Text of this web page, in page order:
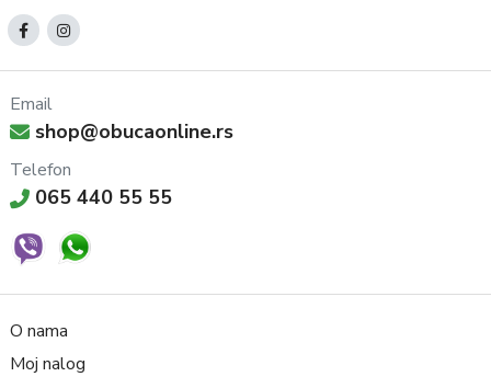
Email
shop@obucaonline.rs
Telefon
065 440 55 55
O nama
Moj nalog